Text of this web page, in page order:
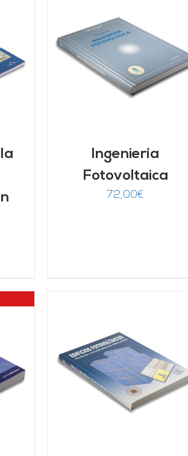
Ingeniería
Fotovoltaica
72,00€
AÑADIR AL CARRITO
/
/
AÑADIR AL CARRITO
/
DETALLES